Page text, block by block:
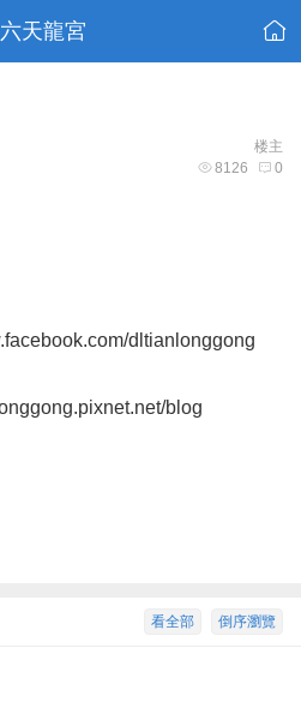
天龍宮
楼主
8126 0
dltianlonggong
blog
倒序瀏覽
看全部